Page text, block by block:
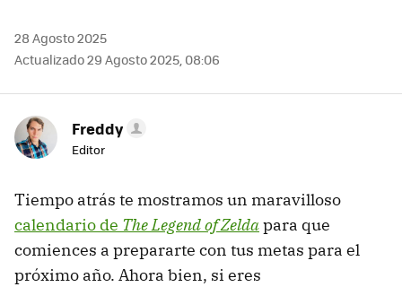
28 Agosto 2025
Actualizado 29 Agosto 2025, 08:06
Freddy
Editor
Tiempo atrás te mostramos un maravilloso
calendario de The Legend of Zeldapara que
comiences a prepararte con tus metas para el
próximo año. Ahora bien, si eres